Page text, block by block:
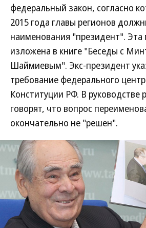
федеральный закон, согласно
2015 года главы регионов
наименования "президент". Эта
изложена в книге "Беседы с
Шаймиевым". Экс-президент
требование федерального
Конституции РФ. В руководстве
говорят, что вопрос
окончательно не "решен".